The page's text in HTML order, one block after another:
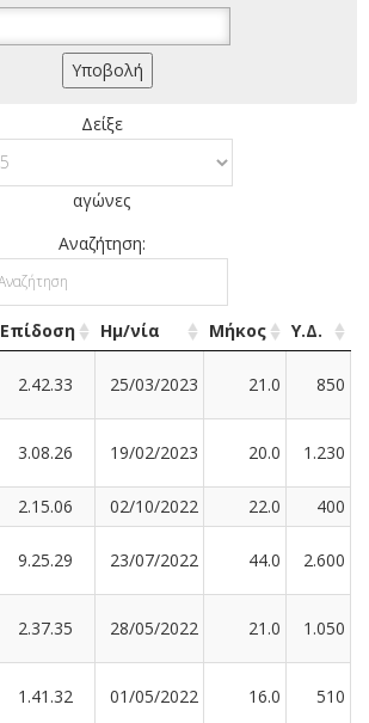
Δείξε
αγώνες
Αναζήτηση:
Επίδοση Ημ/νία Μήκος
Υ.Δ.
2.42.33 25/03/2023 21.0 850
3.08.26 19/02/2023 20.0 1.230
2.15.06 02/10/2022 22.0
400
9.25.29 23/07/2022 44.0 2.600
2.37.35 28/05/2022 21.0 1.050
1.41.32 01/05/2022 16.0 510